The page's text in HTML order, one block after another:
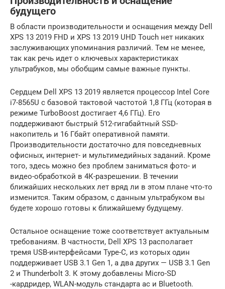
будущего
В области производительности и оснащения между Dell
XPS 13 2019 FHD и XPS 13 2019 UHD Touch нет никаких
заслуживающих упоминания различий. Тем не менее,
так как речь идет о ключевых характеристиках
ультрабуков, мы обобщим самые важные пункты.
Сердцем Dell XPS 13 2019 является процессор Intel Core
i7-8565U с базовой тактовой частотой 1,8 ГГц (которая в
режиме TurboBoost достигает 4,6 ГГц). Его
поддерживают быстрый 512-гигабайтный SSD-
накопитель и 16 Гбайт оперативной памяти.
Производительности достаточно для повседневных
офисных, интернет- и мультимедийных заданий. Кроме
того, здесь можно без проблем заниматься фото- и
видео-обработкой в 4К-разрешении. В течении
ближайших нескольких лет вряд ли в этом плане что-то
изменится. Таким образом, с данным ультрабуком вы
будете хорошо готовы к ближайшему будущему.
Остальное оснащение тоже соответствует актуальным
требованиям. В частности, Dell XPS 13 располагает
тремя USB-интерфейсами Type-C, из которых один
поддерживает USB 3.1 Gen 1, а два других — USB 3.1 Gen
2 и Thunderbolt 3. К этому добавлены Micro-SD
-кардридер, WLAN-модуль стандарта ac и Bluetooth.